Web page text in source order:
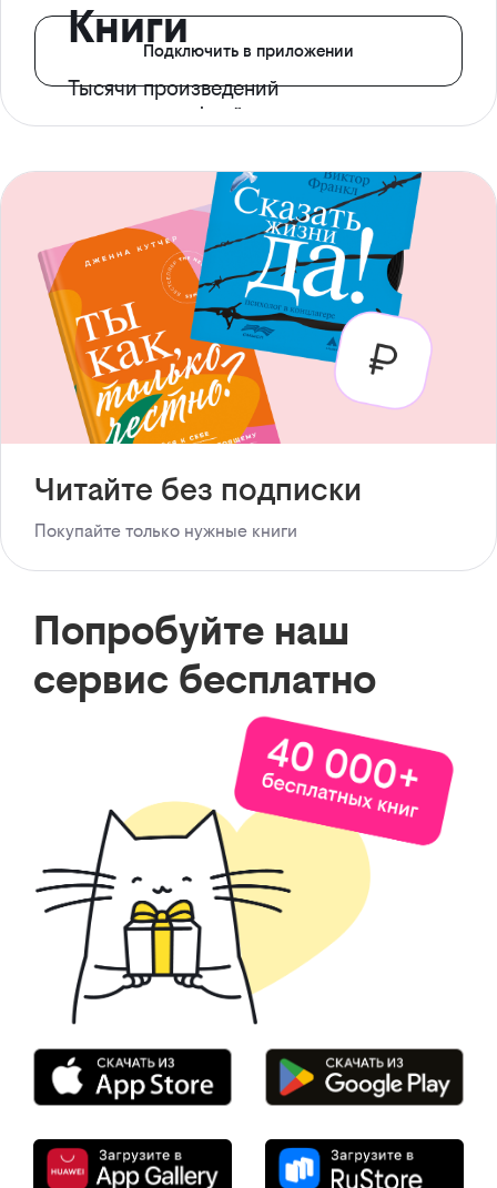
Книги
Тысячи произведений
с доступом офлайн
Подключить в приложении
Читайте без подписки
Покупайте только нужные книги
Попробуйте наш
сервис бесплатно